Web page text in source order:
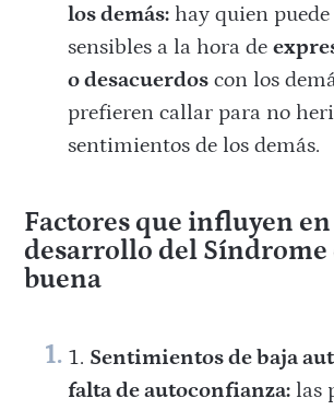
los demás:hay quien puede
sensibles a la hora de
o desacuerdoscon los
prefieren callar para no
sentimientos de los demás.
Factores que influyen
desarrollo del Síndrome
buena
Sentimientos de baja
falta de autoconfianza:las